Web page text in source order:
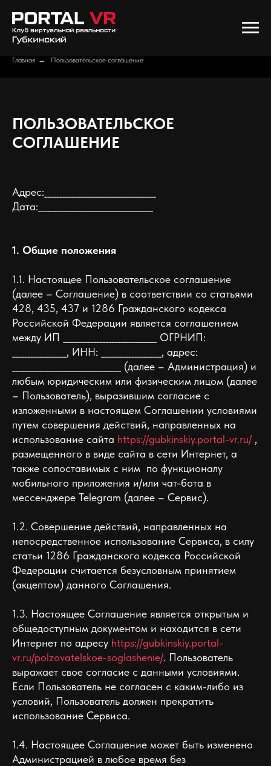
Главная → Пользовательское соглашение
ПОЛЬЗОВАТЕЛЬСКОЕ
СОГЛАШЕНИЕ
Адрес:_____________________________________
Дата:______________________________________
1. Общие положения
1.1. Настоящее Пользовательское соглашение
(далее – Соглашение) в соответствии со статьями
428, 435, 437 и 1286 Гражданского кодекса
Российской Федерации является соглашением
между ИП _______________________________ ОГРНИП:
__________________, ИНН: ____________________, адрес:
____________________________________ (далее – Администрация) и
любым юридическим или физическим лицом (далее
– Пользователь), выразившим согласие с
изложенными в настоящем Соглашении условиями
путем совершения действий, направленных на
использование сайта https://gubkinskiy.portal-vr.ru/ ,
размещенного в виде сайта в сети Интернет, а
также сопоставимых c ним по функционалу
мобильного приложения и/или чат-бота в
мессенджере Telegram (далее – Сервис).
1.2. Совершение действий, направленных на
непосредственное использование Сервиса, в силу
статьи 1286 Гражданского кодекса Российской
Федерации считается безусловным принятием
(акцептом) данного Соглашения.
1.3. Настоящее Соглашение является открытым и
общедоступным документом и находится в сети
Интернет по адресу https://gubkinskiy.portal-
vr.ru/polzovatelskoe-soglashenie/. Пользователь
выражает свое согласие с данными условиями.
Если Пользователь не согласен с каким-либо из
условий, Пользователь должен прекратить
использование Сервиса.
1.4. Настоящее Соглашение может быть изменено
Администрацией в любое время без